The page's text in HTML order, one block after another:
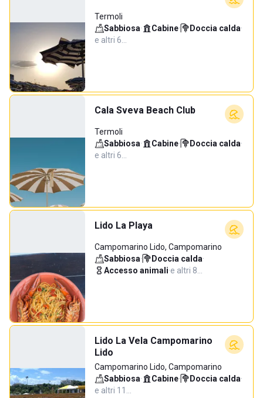
Termoli
Sabbiosa· Cabine· Doccia calda·
e altri 6…
Cala Sveva Beach Club
Termoli
Sabbiosa· Cabine· Doccia calda·
e altri 6…
Lido La Playa
Campomarino Lido, Campomarino
Sabbiosa· Doccia calda·
Accesso animali·e altri 8…
Lido La Vela Campomarino
Lido
Campomarino Lido, Campomarino
Sabbiosa· Cabine· Doccia calda·
e altri 11…